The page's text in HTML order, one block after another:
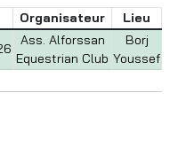
Organisateur
Lieu
Ass. Alforssan
Equestrian Club
Borj
Youssef